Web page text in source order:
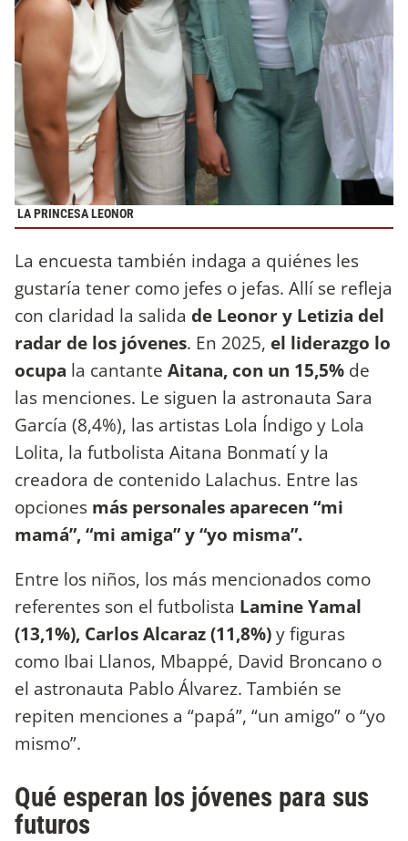
LA PRINCESA LEONOR
La encuesta también indaga a quiénes les
gustaría tener como jefes o jefas. Allí se refleja
con claridad la salida de Leonor y Letizia del
radar de los jóvenes. En 2025, el liderazgo lo
ocupa la cantante Aitana, con un 15,5% de
las menciones. Le siguen la astronauta Sara
García (8,4%), las artistas Lola Índigo y Lola
Lolita, la futbolista Aitana Bonmatí y la
creadora de contenido Lalachus. Entre las
opciones más personales aparecen “mi
mamá”, “mi amiga” y “yo misma”.
Entre los niños, los más mencionados como
referentes son el futbolista Lamine Yamal
(13,1%), Carlos Alcaraz (11,8%)y figuras
como Ibai Llanos, Mbappé, David Broncano o
el astronauta Pablo Álvarez. También se
repiten menciones a “papá”, “un amigo” o “yo
mismo”.
Qué esperan los jóvenes para sus
futuros